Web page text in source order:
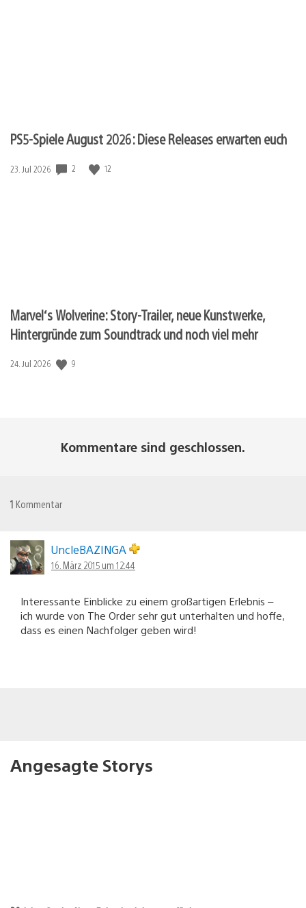
PS5-Spiele August 2026: Diese Releases erwarten euch
Veröffentlichungsdatum:
23. Jul 2026 2 12
Marvel‘s Wolverine: Story-Trailer, neue Kunstwerke,
Hintergründe zum Soundtrack und noch viel mehr
Veröffentlichungsdatum:
24. Jul 2026 9
Kommentare sind geschlossen.
1 Kommentar
UncleBAZINGA
16. März 2015 um 12:44
Interessante Einblicke zu einem großartigen Erlebnis –
ich wurde von The Order sehr gut unterhalten und hoffe,
dass es einen Nachfolger geben wird!
Angesagte Storys